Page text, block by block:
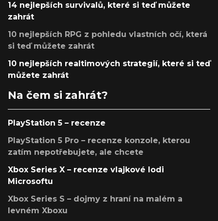
14 nejlepších survivalů, které si teď můžete
zahrát
10 nejlepších RPG z pohledu vlastních očí, která
si teď můžete zahrát
10 nejlepších realtimových strategií, které si teď
můžete zahrát
Na čem si zahrát?
PlayStation 5 – recenze
PlayStation 5 Pro – recenze konzole, kterou
zatím nepotřebujete, ale chcete
Xbox Series X – recenze vlajkové lodi
Microsoftu
Xbox Series S – dojmy z hraní na malém a
levném Xboxu